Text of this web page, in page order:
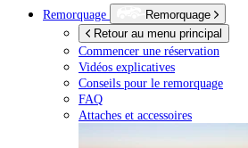
Remorquage
Remorquage
Retour au menu principal
Commencer une réservation
Vidéos explicatives
Conseils pour le remorquage
FAQ
Attaches et accessoires